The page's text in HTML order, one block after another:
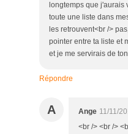
longtemps que j'aurais
toute une liste dans
les retrouvent<br />
pointer entre ta liste et
et je me servirais de
Répondre
A Ange 11/11/
<br /> <br />